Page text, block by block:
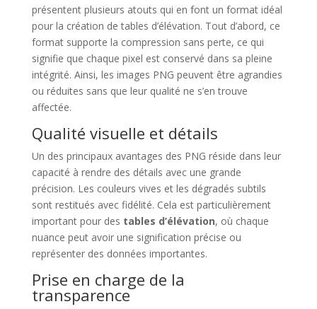
présentent plusieurs atouts qui en font un format idéal
pour la création de tables d’élévation. Tout d’abord, ce
format supporte la compression sans perte, ce qui
signifie que chaque pixel est conservé dans sa pleine
intégrité. Ainsi, les images PNG peuvent être agrandies
ou réduites sans que leur qualité ne s’en trouve
affectée.
Qualité visuelle et détails
Un des principaux avantages des PNG réside dans leur
capacité à rendre des détails avec une grande
précision. Les couleurs vives et les dégradés subtils
sont restitués avec fidélité. Cela est particulièrement
important pour des tables d’élévation, où chaque
nuance peut avoir une signification précise ou
représenter des données importantes.
Prise en charge de la
transparence